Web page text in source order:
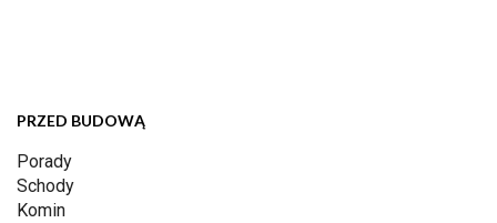
PRZED BUDOWĄ
Porady
Schody
Komin